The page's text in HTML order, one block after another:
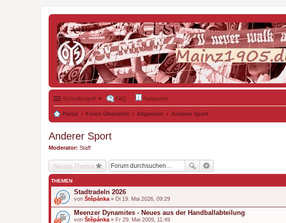
Schnellzugriff ▼ FAQ Netiquette
Portal Foren-Übersicht Allgemein Anderer Sport
Anderer Sport
Moderator: Staff
Neues Thema
THEMEN
Stadtradeln 2026
von Štěpánka » Di 19. Mai 2026, 09:29
Meenzer Dynamites - Neues aus der Handballabteilung
von Štěpánka » Fr 29. Mai 2009, 11:49